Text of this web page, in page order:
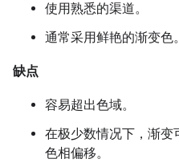
使用熟悉的渠道。
通常采用鲜艳的渐变色。
缺点
容易超出色域。
在极少数情况下，渐变
色相偏移。